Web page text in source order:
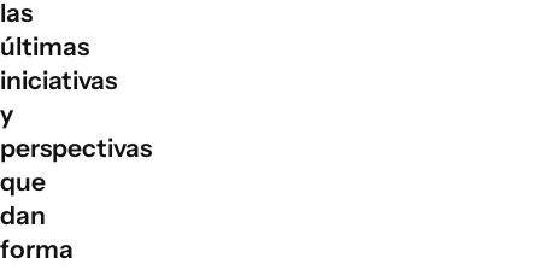
las
últimas
iniciativas
y
perspectivas
que
dan
forma